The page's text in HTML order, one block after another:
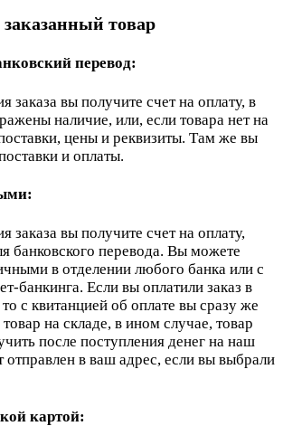
товар
перевод:
заказа вы получите счет на оплату, в
наличие, или, если товара нет на
цены и реквизиты. Там же вы
и оплаты.
заказа вы получите счет на оплату,
банковского перевода. Вы можете
в отделении любого банка или с
банкинга. Если вы оплатили заказ в
с квитанцией об оплате вы сразу же
на складе, в ином случае, товар
после поступления денег на наш
отправлен в ваш адрес, если вы выбрали
картой: